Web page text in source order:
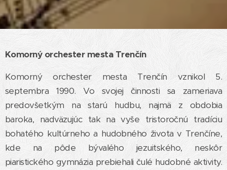
Komorný orchester mesta Trenčín
Komorný orchester mesta Trenčín vznikol 5.
septembra 1990. Vo svojej činnosti sa zameriava
predovšetkým na starú hudbu, najmä z obdobia
baroka, nadväzujúc tak na vyše tristoročnú tradíciu
bohatého kultúrneho a hudobného života v Trenčíne,
kde na pôde bývalého jezuitského, neskôr
piaristického gymnázia prebiehali čulé hudobné aktivity.